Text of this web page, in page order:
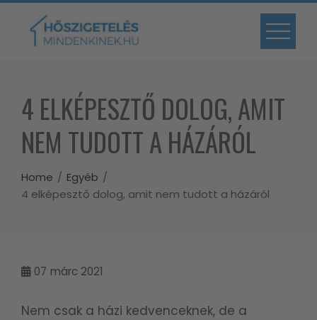
Skip
content
4 ELKÉPESZTŐ DOLOG, AMIT
NEM TUDOTT A HÁZÁRÓL
Home
Egyéb
4 elképesztő dolog, amit nem tudott a házáról
07 márc 2021
Nem csak a házi kedvenceknek, de a